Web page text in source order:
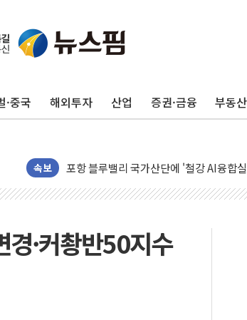
·중국 해외투자 산업 증권·금융 부동산
속보
125mm 폭우 쏟아진 울진...'두천~하당
상주 낙동강 선착장 하류서 50대 숨진 채
[종합] 김민석, 정청래에 누적 1.48%p
인천서 말다툼 중 어머니 살해 10대 구속
김민석, 강원·대구·경북 경선서 정청래
·커촹반50지수